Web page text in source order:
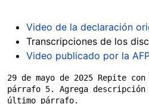
Video de la declaración
Transcripciones de los
Video publicado por la
29 de mayo de 2025 Repite
párrafo 5. Agrega
último párrafo.